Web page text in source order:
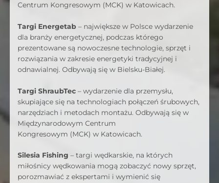
Centrum Kongresowym (MCK) w Katowicach.
Targi Energetab – największe w Polsce wydarzenie
dla branży energetycznej, podczas którego
prezentowane są nowoczesne technologie, sprzęt i
rozwiązania w zakresie energetyki tradycyjnej i
odnawialnej. Odbywają się w Bielsku-Białej.
Targi ShraubTec – wydarzenie dla przemysłu,
skupiające się na technologiach połączeń śrubowych,
narzędziach i metodach montażu. Odbywają się w
Międzynarodowym Centrum
Kongresowym (MCK) w Katowicach.
Silesia Fishing – targi wędkarskie, na których
miłośnicy wędkowania mogą zobaczyć nowy sprzęt,
porozmawiać z ekspertami i wymienić się